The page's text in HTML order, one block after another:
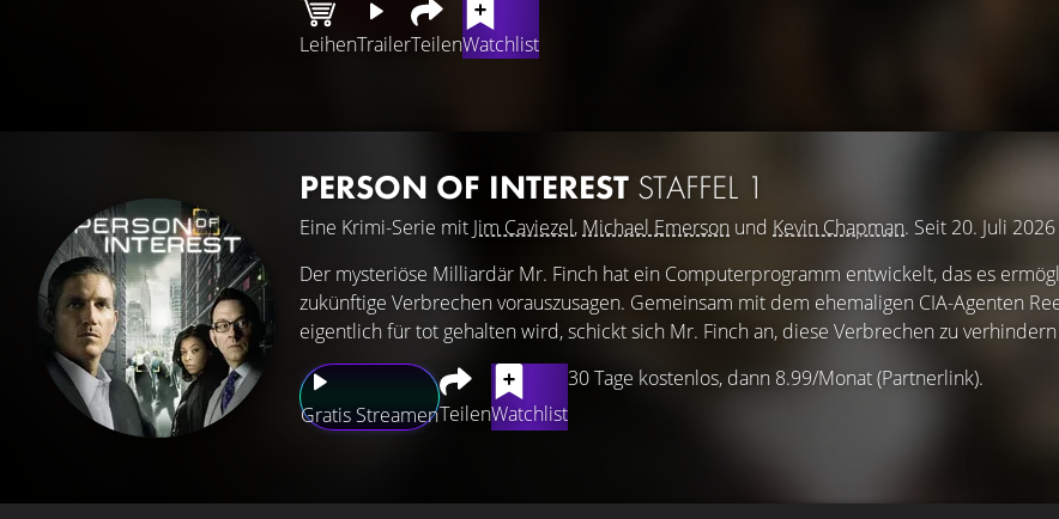
LeihenTrailerTeilenWatchlist
PERSON OF INTEREST STAFFEL 1
Eine Krimi-Serie mit Jim Caviezel, Michael Emerson und Kevin Chapman. Seit 20. Juli
Gratis StreamenTeilenWatchlist
30 Tage kostenlos, dann 8.99/Monat (Partnerlink).
Der mysteriöse Milliardär Mr. Finch hat ein Computerprogramm entwickelt, das es
zukünftige Verbrechen vorauszusagen. Gemeinsam mit dem ehemaligen CIA-Agenten
eigentlich für tot gehalten wird, schickt sich Mr. Finch an, diese Verbrechen zu verhindern